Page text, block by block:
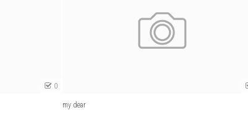
0
my dear